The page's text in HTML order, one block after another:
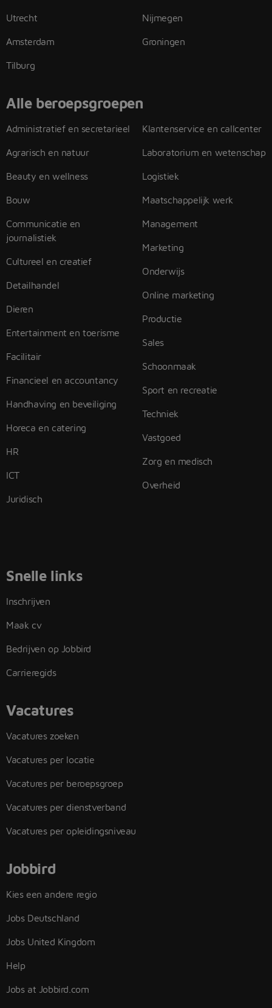
Utrecht
Amsterdam
Tilburg
Nijmegen
Groningen
Alle beroepsgroepen
Administratief en secretarieel
Agrarisch en natuur
Beauty en wellness
Bouw
Communicatie en
journalistiek
Cultureel en creatief
Detailhandel
Dieren
Entertainment en toerisme
Facilitair
Financieel en accountancy
Handhaving en beveiliging
Horeca en catering
HR
ICT
Juridisch
Klantenservice en callcenter
Laboratorium en wetenschap
Logistiek
Maatschappelijk werk
Management
Marketing
Onderwijs
Online marketing
Productie
Sales
Schoonmaak
Sport en recreatie
Techniek
Vastgoed
Zorg en medisch
Overheid
Snelle links
Inschrijven
Maak cv
Bedrijven op Jobbird
Carrieregids
Vacatures
Vacatures zoeken
Vacatures per locatie
Vacatures per beroepsgroep
Vacatures per dienstverband
Vacatures per opleidingsniveau
Jobbird
Kies een andere regio
Jobs Deutschland
Jobs United Kingdom
Help
Jobs at Jobbird.com